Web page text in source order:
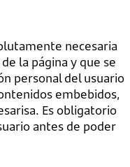
necesaria
la página y que se
personal del usuario
embebidos,
Es obligatorio
antes de poder